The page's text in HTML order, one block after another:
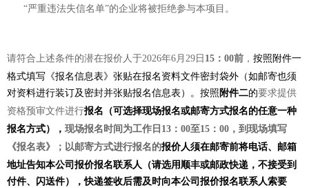
“严重违法失信名单”的企业将被拒绝参与本项目 。
请符合上述条件的潜在报价人于2026年6月 29 日 15 ： 00前 ， 按照 附件一
格式填写《报名信息表》张贴在报名资料文件密封袋外（如邮寄也须
对资料进行装订及密封并张贴报名信息表）。 按照 附件二的要求提供
资格预审文件进行报名 （可选择现场报名或邮寄方式报名的任意一种
报名方式）， 现场报名时间为工作日 13 ： 00至15 ： 00 ，到现场填写
《报名表》；以邮寄方式进行报名的报价人须在邮寄前将电话、邮箱
地址告知本公司报价报名联系人（请选用顺丰或邮政快递，不接受到
付件、闪送件），快递签收后需及时向本公司报价报名联系人索要